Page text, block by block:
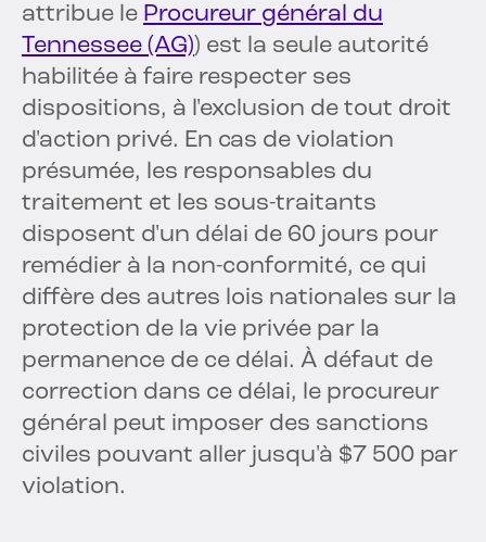
attribue le Procureur général du
Tennessee (AG)) est la seule autorité
habilitée à faire respecter ses
dispositions, à l'exclusion de tout droit
d'action privé. En cas de violation
présumée, les responsables du
traitement et les sous-traitants
disposent d'un délai de 60 jours pour
remédier à la non-conformité, ce qui
diffère des autres lois nationales sur la
protection de la vie privée par la
permanence de ce délai. À défaut de
correction dans ce délai, le procureur
général peut imposer des sanctions
civiles pouvant aller jusqu'à $7 500 par
violation.